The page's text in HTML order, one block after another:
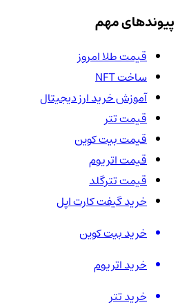
پیوندهای مهم
قیمت طلا امروز
ساخت NFT
آموزش خرید ارز دیجیتال
قیمت تتر
قیمت بیت کوین
قیمت اتریوم
قیمت تترگلد
خرید گیفت کارت اپل
خرید بیت کوین
خرید اتریوم
خرید تتر